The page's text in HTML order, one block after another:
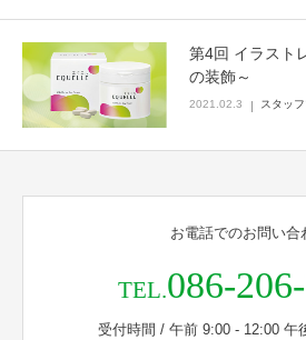
第4回 イラスト
の装飾～
2021.02.3 スタッ
お電話でのお問い合
TEL.086-
受付時間 / 午前 9:00 - 12:00 午